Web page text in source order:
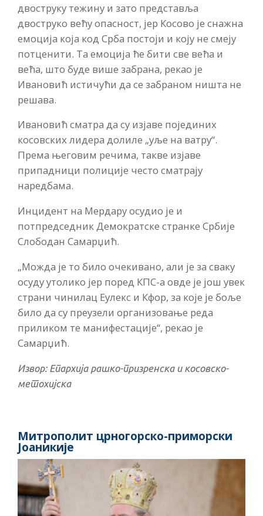
двоструку тежину и зато представља
двоструко већу опасност, јер Косово је снажна
емоција која код Срба постоји и коју не смеју
потценити. Та емоција ће бити све већа и
већа, што буде више забрана, рекао је
Ивановић истичући да се забраном ништа не
решава.
Ивановић сматра да су изјаве појединих
косовских лидера долиле „уље на ватру“.
Према његовим речима, такве изјаве
припадници полиције често сматрају
наредбама.
Инцидент на Мердару осудио је и
потпредседник Демократске странке Србије
Слободан Самарџић.
„Можда је то било очекивано, али је за сваку
осуду утолико јер поред КПС-а овде је још увек
страни чинилац Еулекс и Кфор, за које је боље
било да су преузели организовање реда
приликом те манифестације“, рекао је
Самарџић.
Извор: Епархија рашко-призренска и косовско-
метохијска
Митрополит црногорско-приморски
Јоаникије